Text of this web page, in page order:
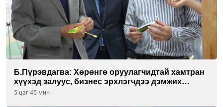
Б.Пүрэвдагва: Хөрөнгө оруулагчидтай хамтран
хүүхэд залуус, бизнес эрхлэгчдээ дэмжих
инкубатор төвүүдийг хотын захын
5 цаг 45 мин